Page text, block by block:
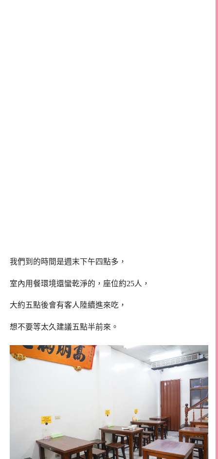
我們到的時間是週末下午四點多，
室內用餐環境還蠻乾淨的，座位約25人，
大約五點後會有客人陸續進來吃，
想不要等太久建議五點半前來。